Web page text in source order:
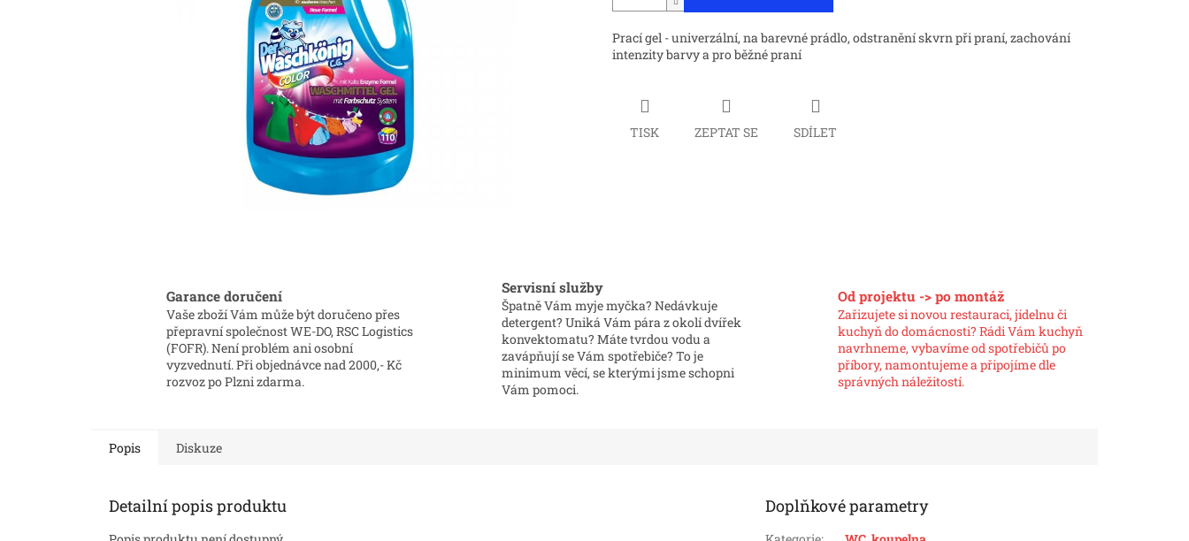
Prací gel - univerzální, na barevné prádlo, odstranění skvrn při praní, zachování
intenzity barvy a pro běžné praní
TISK ZEPTAT SE SDÍLET
Garance doručení
Vaše zboží Vám může být doručeno přes
přepravní společnost WE-DO, RSC Logistics
(FOFR). Není problém ani osobní
vyzvednutí. Při objednávce nad 2000,- Kč
rozvoz po Plzni zdarma.
Servisní služby
Špatně Vám myje myčka? Nedávkuje
detergent? Uniká Vám pára z okolí dvířek
konvektomatu? Máte tvrdou vodu a
zavápňují se Vám spotřebiče? To je
minimum věcí, se kterými jsme schopni
Vám pomoci.
Od projektu -> po montáž
Zařizujete si novou restauraci, jídelnu či
kuchyň do domácnosti? Rádi Vám kuchyň
navrhneme, vybavíme od spotřebičů po
příbory, namontujeme a připojíme dle
správných náležitostí.
Popis Diskuze
Detailní popis produktu Doplňkové parametry